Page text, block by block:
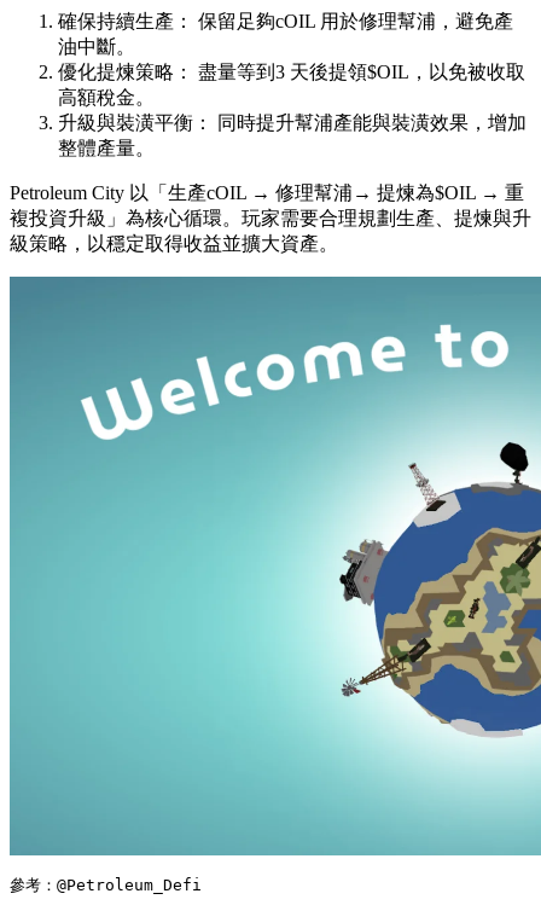
確保持續生產： 保留足夠cOIL 用於修理幫浦，避免產
油中斷。
優化提煉策略： 盡量等到3 天後提領$OIL，以免被收取
高額稅金。
升級與裝潢平衡： 同時提升幫浦產能與裝潢效果，增加
整體產量。
Petroleum City 以「生產cOIL → 修理幫浦→ 提煉為$OIL → 重
複投資升級」為核心循環。玩家需要合理規劃生產、提煉與升
級策略，以穩定取得收益並擴大資產。
參考：@Petroleum_Defi